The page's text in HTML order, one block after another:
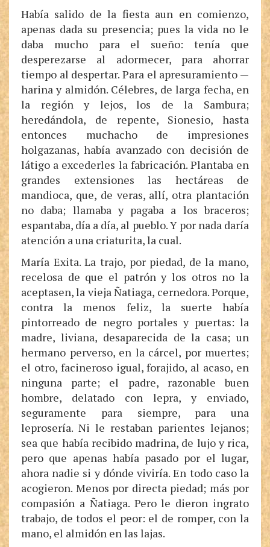
Había salido de la fiesta aun en comienzo,
apenas dada su presencia; pues la vida no le
daba mucho para el sueño: tenía que
desperezarse al adormecer, para ahorrar
tiempo al despertar. Para el apresuramiento —
harina y almidón. Célebres, de larga fecha, en
la región y lejos, los de la Sambura;
heredándola, de repente, Sionesio, hasta
entonces muchacho de impresiones
holgazanas, había avanzado con decisión de
látigo a excederles la fabricación. Plantaba en
grandes extensiones las hectáreas de
mandioca, que, de veras, allí, otra plantación
no daba; llamaba y pagaba a los braceros;
espantaba, día a día, al pueblo. Y por nada daría
atención a una criaturita, la cual.
María Exita. La trajo, por piedad, de la mano,
recelosa de que el patrón y los otros no la
aceptasen, la vieja Ñatiaga, cernedora. Porque,
contra la menos feliz, la suerte había
pintorreado de negro portales y puertas: la
madre, liviana, desaparecida de la casa; un
hermano perverso, en la cárcel, por muertes;
el otro, facineroso igual, forajido, al acaso, en
ninguna parte; el padre, razonable buen
hombre, delatado con lepra, y enviado,
seguramente para siempre, para una
leprosería. Ni le restaban parientes lejanos;
sea que había recibido madrina, de lujo y rica,
pero que apenas había pasado por el lugar,
ahora nadie si y dónde viviría. En todo caso la
acogieron. Menos por directa piedad; más por
compasión a Ñatiaga. Pero le dieron ingrato
trabajo, de todos el peor: el de romper, con la
mano, el almidón en las lajas.